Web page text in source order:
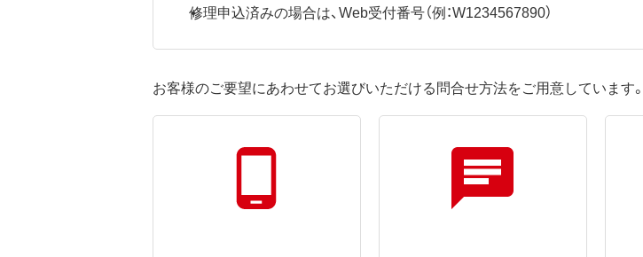
修理申込済みの場合は、Web受付番号（例：W1234567890）
お客様のご要望にあわせてお選びいただける問合せ方法をご用意しています。